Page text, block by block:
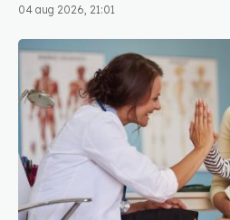
04 aug 2026, 21:01